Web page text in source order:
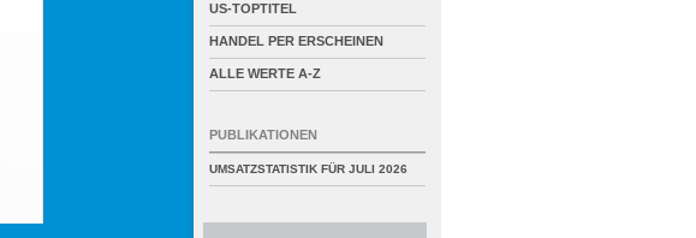
US-TOPTITEL
HANDEL PER ERSCHEINEN
ALLE WERTE A-Z
PUBLIKATIONEN
UMSATZSTATISTIK FÜR JULI 2026